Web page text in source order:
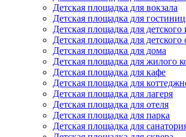
Детская площадка для вокзала
Детская площадка для
Детская площадка для детского
Детская площадка для детского
Детская площадка для дома
Детская площадка для жилого
Детская площадка для кафе
Детская площадка для
Детская площадка для лагеря
Детская площадка для отеля
Детская площадка для парка
Детская площадка для